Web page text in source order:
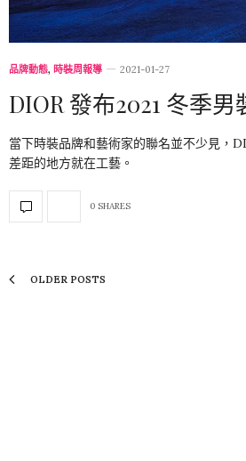
品牌動態, 時裝周報導 2021-01-27
DIOR 發布2021 冬季男
當下時裝品牌和藝術家的聯名並不少見，
差距的地方就在工藝。
0 SHARES
OLDER POSTS